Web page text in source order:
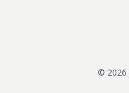
© 2026